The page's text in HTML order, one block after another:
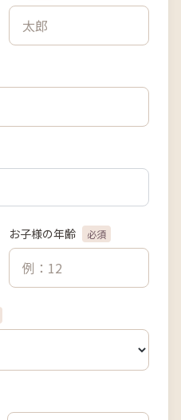
お子様の年齢 必須